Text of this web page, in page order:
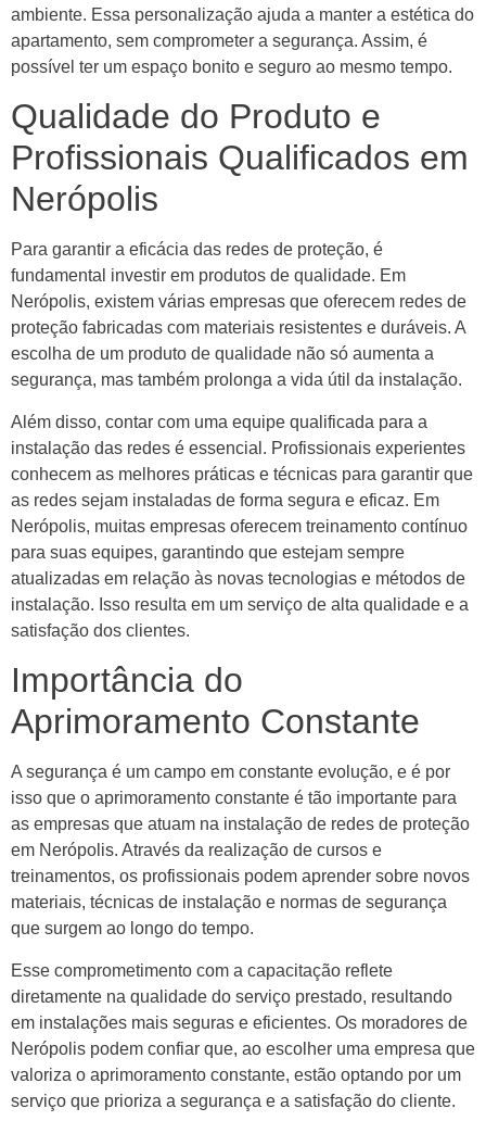
ambiente. Essa personalização ajuda a manter a estética do
apartamento, sem comprometer a segurança. Assim, é
possível ter um espaço bonito e seguro ao mesmo tempo.
Qualidade do Produto e
Profissionais Qualificados em
Nerópolis
Para garantir a eficácia das redes de proteção, é
fundamental investir em produtos de qualidade. Em
Nerópolis, existem várias empresas que oferecem redes de
proteção fabricadas com materiais resistentes e duráveis. A
escolha de um produto de qualidade não só aumenta a
segurança, mas também prolonga a vida útil da instalação.
Além disso, contar com uma equipe qualificada para a
instalação das redes é essencial. Profissionais experientes
conhecem as melhores práticas e técnicas para garantir que
as redes sejam instaladas de forma segura e eficaz. Em
Nerópolis, muitas empresas oferecem treinamento contínuo
para suas equipes, garantindo que estejam sempre
atualizadas em relação às novas tecnologias e métodos de
instalação. Isso resulta em um serviço de alta qualidade e a
satisfação dos clientes.
Importância do
Aprimoramento Constante
A segurança é um campo em constante evolução, e é por
isso que o aprimoramento constante é tão importante para
as empresas que atuam na instalação de redes de proteção
em Nerópolis. Através da realização de cursos e
treinamentos, os profissionais podem aprender sobre novos
materiais, técnicas de instalação e normas de segurança
que surgem ao longo do tempo.
Esse comprometimento com a capacitação reflete
diretamente na qualidade do serviço prestado, resultando
em instalações mais seguras e eficientes. Os moradores de
Nerópolis podem confiar que, ao escolher uma empresa que
valoriza o aprimoramento constante, estão optando por um
serviço que prioriza a segurança e a satisfação do cliente.